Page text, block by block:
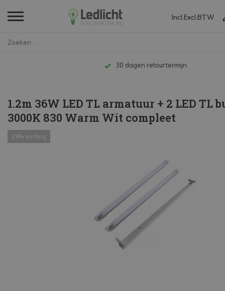
Incl. Excl. BTW
Tot 10 jaar garantie
1.2m 36W LED TL armatuur + 2 LED TL
3000K 830 Warm Wit compleet
29% korting